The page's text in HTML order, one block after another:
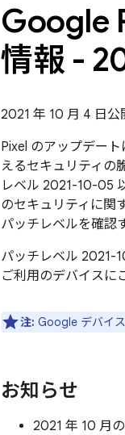
Google
情報 -
2021 年 10 月 4 日公
Pixel のアップデート
えるセキュリティの
レベル 2021-10-05
のセキュリティに関
パッチレベルを確認
パッチレベル 2021-
ご利用のデバイスに
注: Google デバイ
お知らせ
2021 年 10 月